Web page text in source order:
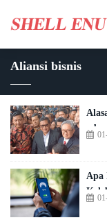
Aliansi bisnis
Apa